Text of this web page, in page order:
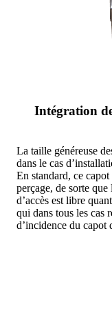
Intégration
La taille généreuse
dans le cas
En standard, ce
perçage, de sorte
d’accès est libre
qui dans tous les cas
d’incidence du capot